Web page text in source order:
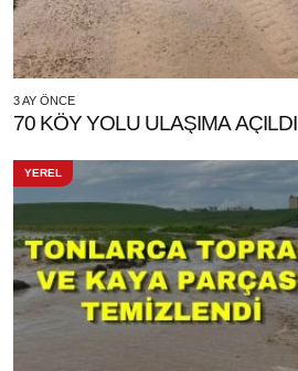
3 AY ÖNCE
70 KÖY YOLU ULAŞIMA AÇILDI
YEREL